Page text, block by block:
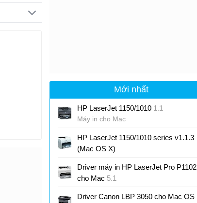
Mới nhất
HP LaserJet 1150/1010 1.1
Máy in cho Mac
HP LaserJet 1150/1010 series v1.1.3
(Mac OS X)
Driver máy in HP LaserJet Pro P1102
cho Mac 5.1
Driver Canon LBP 3050 cho Mac OS